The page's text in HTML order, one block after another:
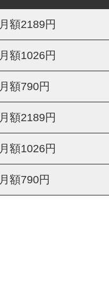
月額2189円
月額1026円
月額790円
月額2189円
月額1026円
月額790円